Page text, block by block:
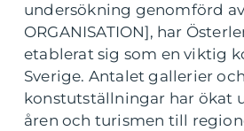
undersökning genomförd
ORGANISATION], har
etablerat sig som en viktig
Sverige. Antalet gallerier och
konstutställningar har ökat
åren och turismen till